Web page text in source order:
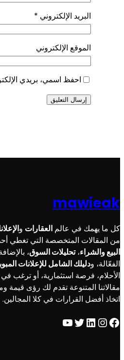
البريد الإلكتروني *
الموقع الإلكتروني
احفظ اسمي، بريدي
mawieak
كل ما يهمك في عالم العقارات و
من المقالات المتخصصة التي تغطي
البيع والشراء،تحليلات السوق،
الفعّالة، ودليلك الشامل للإعلانات
الأحلام، فرصة استثمارية، أو ترغب
مقالاتنا المتنوعة تقدم لك رؤى
اتخاذ أفضل القرارات في كلا المجالين.
Facebook
Instagram
LinkedIn
Twitter
YouTube